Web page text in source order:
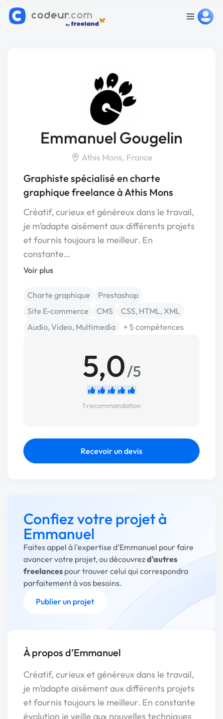
Emmanuel Gougelin
Athis Mons, France
Graphiste spécialisé en charte
graphique freelance à Athis Mons
Créatif, curieux et généreux dans le travail,
je m’adapte aisément aux différents projets
et fournis toujours le meilleur. En
constante…
Voir plus
Charte graphique
Prestashop
Site E-commerce
CMS
CSS, HTML, XML
Audio, Video, Multimedia
+ 5 compétences
5,0/5
1 recommandation
Recevoir un devis
Confiez votre projet à
Emmanuel
Faites appel à l'expertise d’Emmanuel pour faire
avancer votre projet, ou découvrezd'autres
freelances pour trouver celui qui correspondra
parfaitement à vos besoins.
Publier un projet
À propos d’Emmanuel
Créatif, curieux et généreux dans le travail,
je m’adapte aisément aux différents projets
et fournis toujours le meilleur. En constante
évolution je veille aux nouvelles techniques